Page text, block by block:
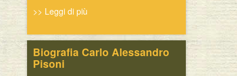
>> Leggi di più
Biografia Carlo Alessandro
Pisoni